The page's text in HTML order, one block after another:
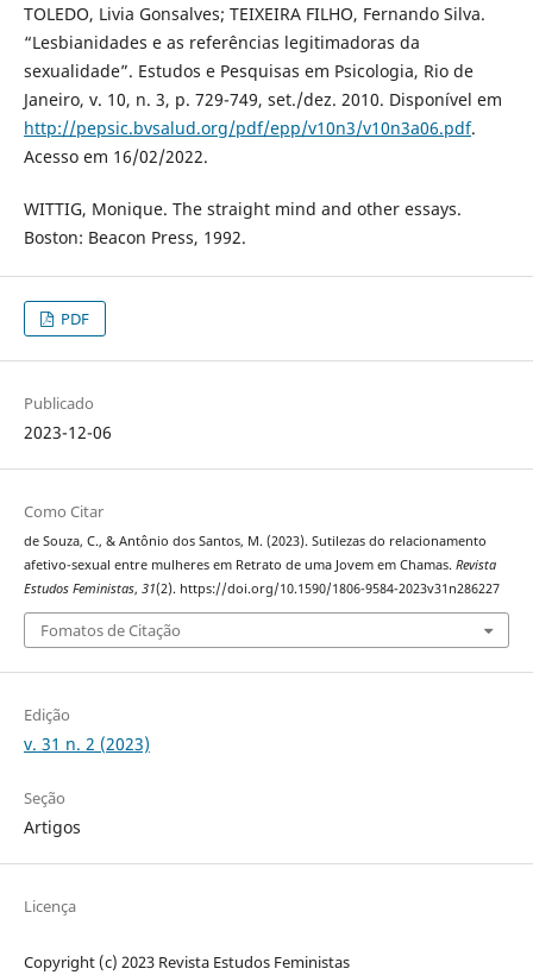
TOLEDO, Livia Gonsalves; TEIXEIRA FILHO, Fernando Silva.
“Lesbianidades e as referências legitimadoras da
sexualidade”. Estudos e Pesquisas em Psicologia, Rio de
Janeiro, v. 10, n. 3, p. 729-749, set./dez. 2010. Disponível em
http://pepsic.bvsalud.org/pdf/epp/v10n3/v10n3a06.pdf.
Acesso em 16/02/2022.
WITTIG, Monique. The straight mind and other essays.
Boston: Beacon Press, 1992.
PDF
Publicado
2023-12-06
Como Citar
de Souza, C., & Antônio dos Santos, M. (2023). Sutilezas do relacionamento
afetivo-sexual entre mulheres em Retrato de uma Jovem em Chamas. Revista
Estudos Feministas, 31(2). https://doi.org/10.1590/1806-9584-2023v31n286227
Fomatos de Citação
Edição
v. 31 n. 2 (2023)
Seção
Artigos
Licença
Copyright (c) 2023 Revista Estudos Feministas